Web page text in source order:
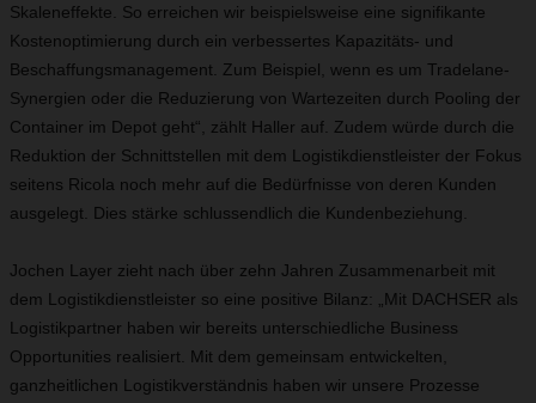
Skaleneffekte. So erreichen wir beispielsweise eine signifikante
Kostenoptimierung durch ein verbessertes Kapazitäts- und
Beschaffungsmanagement. Zum Beispiel, wenn es um Tradelane-
Synergien oder die Reduzierung von Wartezeiten durch Pooling der
Container im Depot geht“, zählt Haller auf. Zudem würde durch die
Reduktion der Schnittstellen mit dem Logistikdienstleister der Fokus
seitens Ricola noch mehr auf die Bedürfnisse von deren Kunden
ausgelegt. Dies stärke schlussendlich die Kundenbeziehung.
Jochen Layer zieht nach über zehn Jahren Zusammenarbeit mit
dem Logistikdienstleister so eine positive Bilanz: „Mit DACHSER als
Logistikpartner haben wir bereits unterschiedliche Business
Opportunities realisiert. Mit dem gemeinsam entwickelten,
ganzheitlichen Logistikverständnis haben wir unsere Prozesse